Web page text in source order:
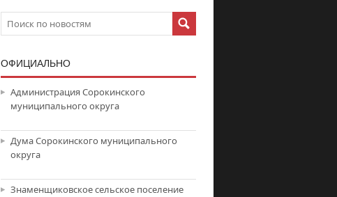
ОФИЦИАЛЬНО
Администрация Сорокинского
муниципального округа
Дума Сорокинского муниципального
округа
Знаменщиковское сельское поселение